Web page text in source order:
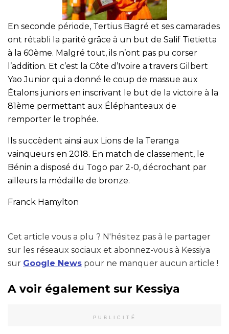
En seconde période, Tertius Bagré et ses camarades
ont rétabli la parité grâce à un but de Salif Tietietta
à la 60ème. Malgré tout, ils n’ont pas pu corser
l’addition. Et c’est la Côte d’Ivoire a travers Gilbert
Yao Junior qui a donné le coup de massue aux
Étalons juniors en inscrivant le but de la victoire à la
81ème permettant aux Éléphanteaux de
remporter le trophée.
Ils succèdent ainsi aux Lions de la Teranga
vainqueurs en 2018. En match de classement, le
Bénin a disposé du Togo par 2-0, décrochant par
ailleurs la médaille de bronze.
Franck Hamylton
Cet article vous a plu ? N'hésitez pas à le partager
sur les réseaux sociaux et abonnez-vous à Kessiya
sur Google News pour ne manquer aucun article !
A voir également sur Kessiya
PUBLICITÉ